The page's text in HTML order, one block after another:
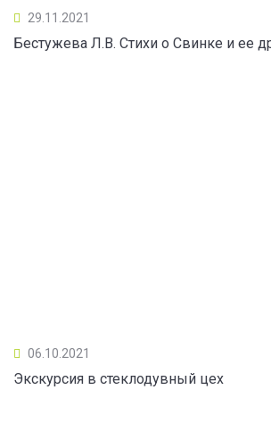
29.11.2021
Бестужева Л.В. Стихи о Свинке и ее
06.10.2021
Экскурсия в стеклодувный цех